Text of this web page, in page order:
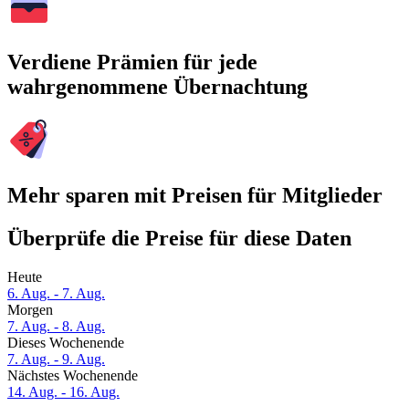
Verdiene Prämien für jede
wahrgenommene Übernachtung
Mehr sparen mit Preisen für Mitglieder
Überprüfe die Preise für diese Daten
Heute
6. Aug. - 7. Aug.
Morgen
7. Aug. - 8. Aug.
Dieses Wochenende
7. Aug. - 9. Aug.
Nächstes Wochenende
14. Aug. - 16. Aug.